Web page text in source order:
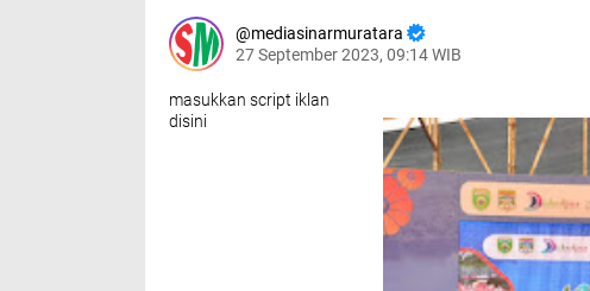
mediasinarmuratara
27 September 2023, 09:14 WIB
masukkan script iklan
disini